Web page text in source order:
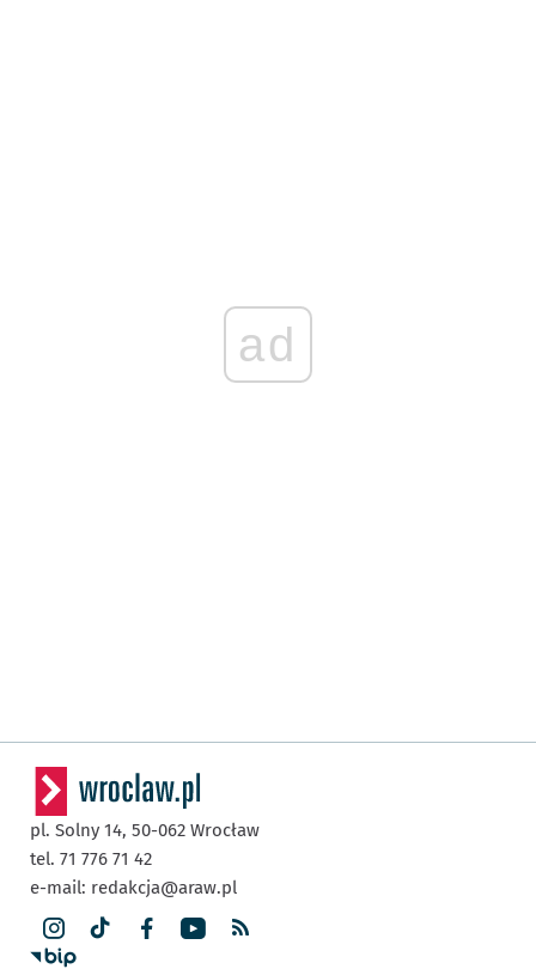
ad
pl. Solny 14, 50-062 Wrocław
tel. 71 776 71 42
e-mail: redakcja@araw.pl